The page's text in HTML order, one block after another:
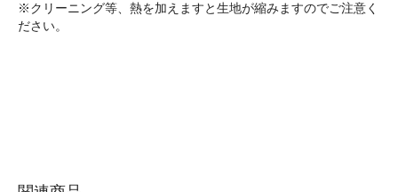
※クリーニング等、熱を加えますと生地が縮みますのでご注意く
ださい。